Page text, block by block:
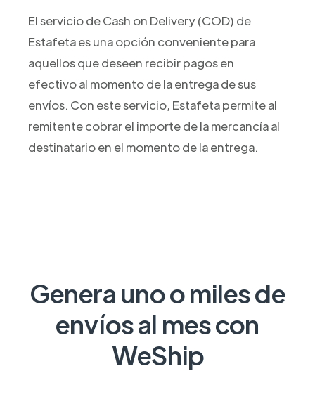
El servicio de Cash on Delivery (COD) de
Estafeta es una opción conveniente para
aquellos que deseen recibir pagos en
efectivo al momento de la entrega de sus
envíos. Con este servicio, Estafeta permite al
remitente cobrar el importe de la mercancía al
destinatario en el momento de la entrega.
Genera uno o miles de
envíos al mes con
WeShip